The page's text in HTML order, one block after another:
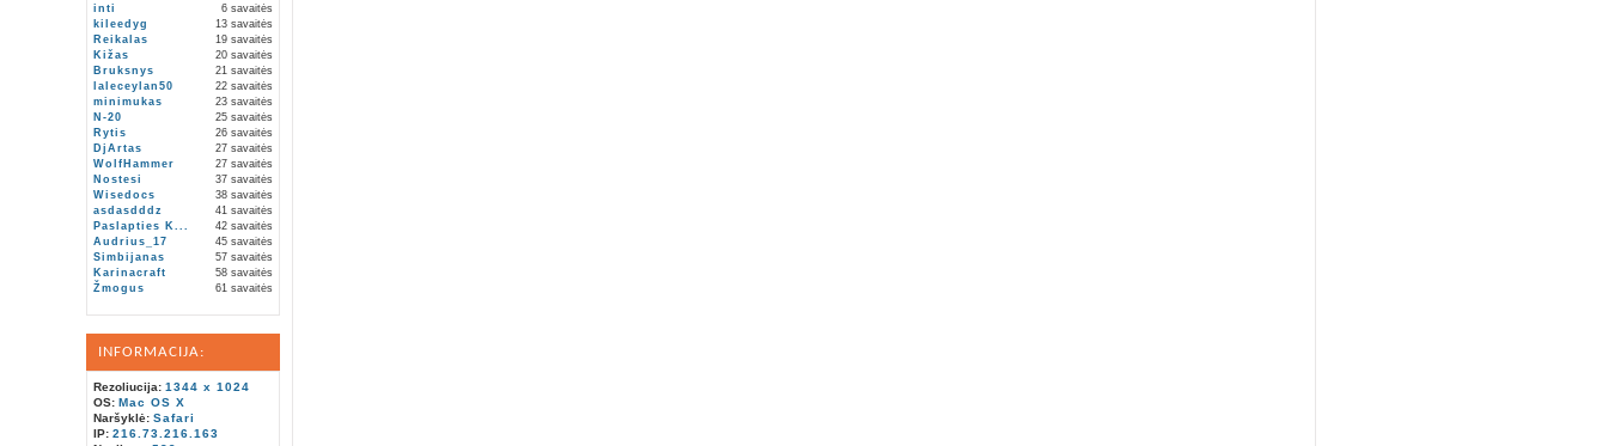
inti
6 savaitės
kileedyg
13 savaitės
Reikalas
19 savaitės
Kižas
20 savaitės
Bruksnys
21 savaitės
laleceylan50
22 savaitės
minimukas
23 savaitės
N-20
25 savaitės
Rytis
26 savaitės
DjArtas
27 savaitės
WolfHammer
27 savaitės
Nostesi
37 savaitės
Wisedocs
38 savaitės
asdasdddz
41 savaitės
Paslapties K...
42 savaitės
Audrius_17
45 savaitės
Simbijanas
57 savaitės
Karinacraft
58 savaitės
Žmogus
61 savaitės
INFORMACIJA:
Rezoliucija: 1344 x 1024
OS: Mac OS X
Naršyklė: Safari
IP: 216.73.216.163